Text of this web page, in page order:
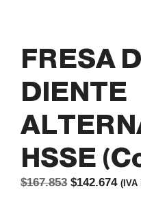
FRESA
DIENTE
HSSE
$167.853 El
$142.674El